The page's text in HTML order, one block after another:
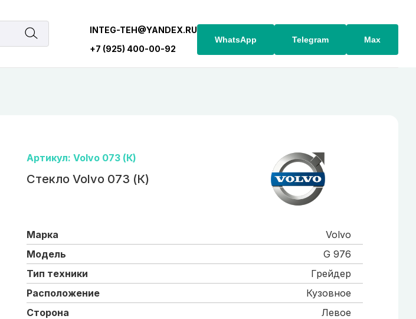
INTEG-TEH@YANDEX.RU
+7 (925) 400-00-92
WhatsApp Telegram Max
Артикул: Volvo 073 (К)
Стекло Volvo 073 (К)
Марка
Volvo
Модель
G 976
Тип техники
Грейдер
Расположение
Кузовное
Сторона
Левое